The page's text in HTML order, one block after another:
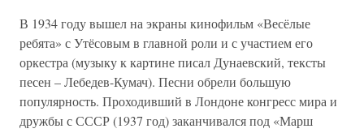
В 1934 году вышел на экраны кинофильм «Весёлые
ребята» с Утёсовым в главной роли и с участием его
оркестра (музыку к картине писал Дунаевский, тексты
песен – Лебедев-Кумач). Песни обрели большую
популярность. Проходивший в Лондоне конгресс мира и
дружбы с СССР (1937 год) заканчивался под «Марш